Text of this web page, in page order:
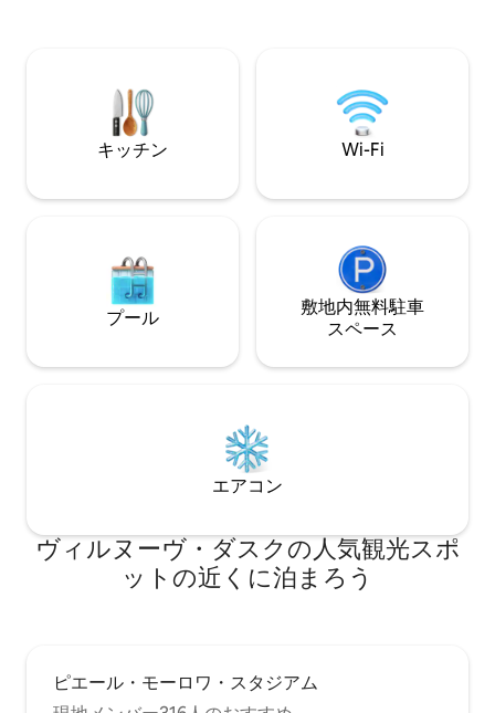
が近くにあります。
キッチン Wi-Fi
プール
敷地内無料駐⁠車
ス⁠ペ⁠ー⁠ス
エアコン
ヴィルヌーヴ・ダスクの人気観光スポ
ットの近くに泊まろう
ピエール・モーロワ・スタジアム